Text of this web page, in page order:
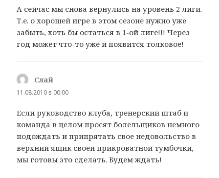
А сейчас мы снова вернулись на уровень 2 лиги.
Т.е. о хорошей игре в этом сезоне нужно уже
забыть, хоть бы остаться в 1-ой лиге!!! Через
год может что-то уже и появится толковое!
Слай
11.08.2010 в 00:00
Если руководство клуба, тренерский штаб и
команда в целом просят болельщиков немного
подождать и припрятать свое недовольство в
верхний ящик своей прикроватной тумбочки,
мы готовы это сделать. Будем ждать!